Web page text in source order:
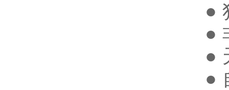
●
●
●
●